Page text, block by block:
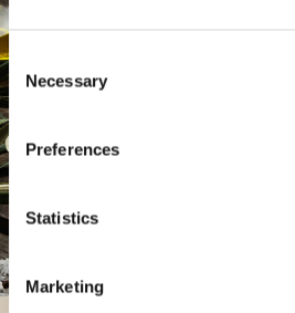
Consent
Selection
Necessary
Preferences
Statistics
Marketing